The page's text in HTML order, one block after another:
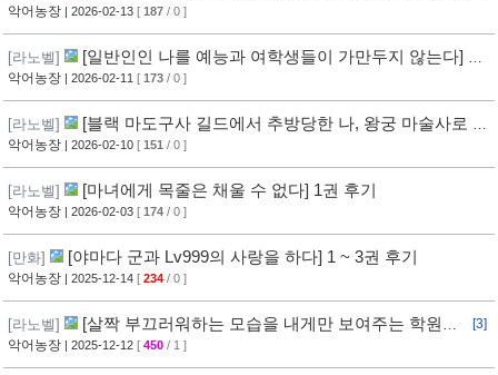
에 꼬시고 있었다.] 1권 후기
악어농장 | 2026-02-13 [ 187 / 0 ]
[라노벨]
[일반인인 나를 예능과 여학생들이 가만두지 않는다] 1
권 후기
악어농장 | 2026-02-11 [ 173 / 0 ]
[라노벨]
[블랙 마도구사 길드에서 추방당한 나, 왕궁 마술사로 거
두어진다] 1권 후기
악어농장 | 2026-02-10 [ 151 / 0 ]
[라노벨] [마녀에게 목줄은 채울 수 없다] 1권 후기
악어농장 | 2026-02-03 [ 174 / 0 ]
[만화] [야마다 군과 Lv999의 사랑을 하다] 1 ~ 3권 후기
악어농장 | 2025-12-14 [ 234 / 0 ]
[라노벨]
[살짝 부끄러워하는 모습을 내게만 보여주는 학원의
공주님] 1권 후기
[3]
악어농장 | 2025-12-12 [ 450 / 1 ]